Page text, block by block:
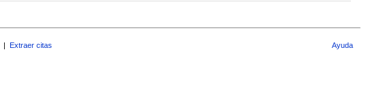
| Extraer citas Ayuda